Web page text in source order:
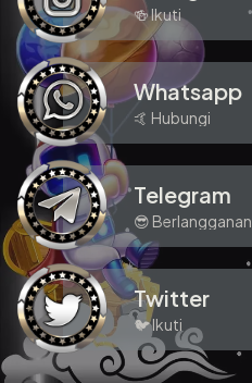
🍻 Ikuti
Whatsapp
🤙 Hubungi
Telegram
😎 Berlangganan
Twitter
🐦 Ikuti